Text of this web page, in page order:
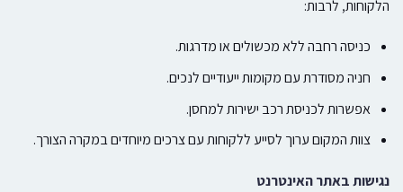
הלקוחות, לרבות:
כניסה רחבה ללא מכשולים או מדרגות.
חניה מסודרת עם מקומות ייעודיים לנכים.
אפשרות לכניסת רכב ישירות למחסן.
צוות המקום ערוך לסייע ללקוחות עם צרכים מיוחדים במקרה הצורך.
נגישות באתר האינטרנט